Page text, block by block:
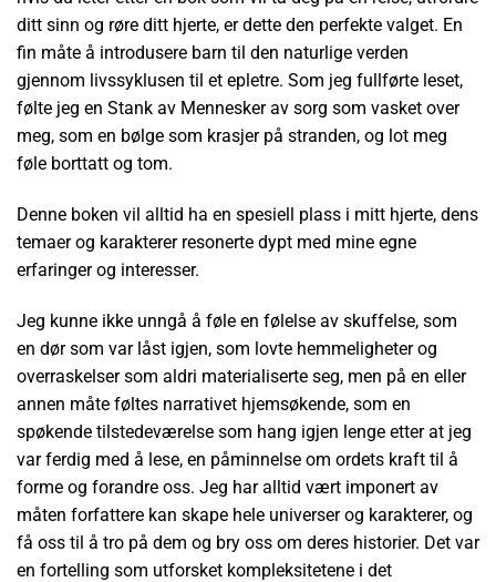
ditt sinn og røre ditt hjerte, er dette den perfekte valget. En
fin måte å introdusere barn til den naturlige verden
gjennom livssyklusen til et epletre. Som jeg fullførte leset,
følte jeg en Stank av Mennesker av sorg som vasket over
meg, som en bølge som krasjer på stranden, og lot meg
føle borttatt og tom.
Denne boken vil alltid ha en spesiell plass i mitt hjerte, dens
temaer og karakterer resonerte dypt med mine egne
erfaringer og interesser.
Jeg kunne ikke unngå å føle en følelse av skuffelse, som
en dør som var låst igjen, som lovte hemmeligheter og
overraskelser som aldri materialiserte seg, men på en eller
annen måte føltes narrativet hjemsøkende, som en
spøkende tilstedeværelse som hang igjen lenge etter at jeg
var ferdig med å lese, en påminnelse om ordets kraft til å
forme og forandre oss. Jeg har alltid vært imponert av
måten forfattere kan skape hele universer og karakterer, og
få oss til å tro på dem og bry oss om deres historier. Det var
en fortelling som utforsket kompleksitetene i det